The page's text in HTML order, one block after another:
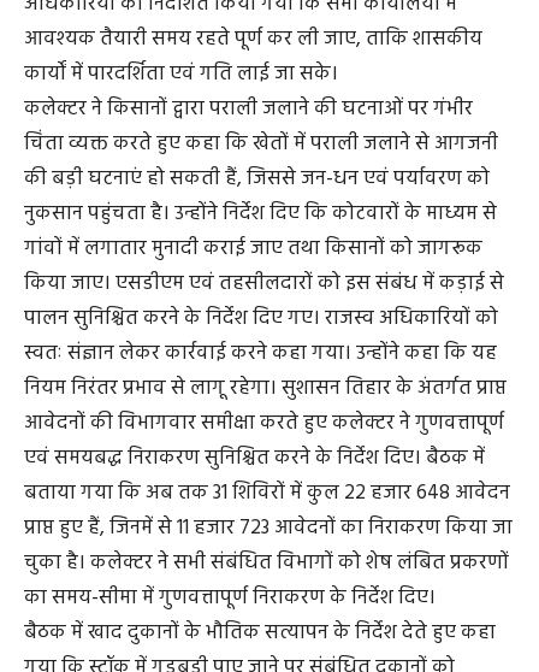
आवश्यक तैयारी समय रहते पूर्ण कर ली जाए, ताकि शासकीय
कार्यों में पारदर्शिता एवं गति लाई जा सके।
कलेक्टर ने किसानों द्वारा पराली जलाने की घटनाओं पर गंभीर
चिंता व्यक्त करते हुए कहा कि खेतों में पराली जलाने से आगजनी
की बड़ी घटनाएं हो सकती हैं, जिससे जन-धन एवं पर्यावरण को
नुकसान पहुंचता है। उन्होंने निर्देश दिए कि कोटवारों के माध्यम से
गांवों में लगातार मुनादी कराई जाए तथा किसानों को जागरूक
किया जाए। एसडीएम एवं तहसीलदारों को इस संबंध में कड़ाई से
पालन सुनिश्चित करने के निर्देश दिए गए। राजस्व अधिकारियों को
स्वतः संज्ञान लेकर कार्रवाई करने कहा गया। उन्होंने कहा कि यह
नियम निरंतर प्रभाव से लागू रहेगा। सुशासन तिहार के अंतर्गत प्राप्त
आवेदनों की विभागवार समीक्षा करते हुए कलेक्टर ने गुणवत्तापूर्ण
एवं समयबद्ध निराकरण सुनिश्चित करने के निर्देश दिए। बैठक में
बताया गया कि अब तक 31 शिविरों में कुल 22 हजार 648 आवेदन
प्राप्त हुए हैं, जिनमें से 11 हजार 723 आवेदनों का निराकरण किया जा
चुका है। कलेक्टर ने सभी संबंधित विभागों को शेष लंबित प्रकरणों
का समय-सीमा में गुणवत्तापूर्ण निराकरण के निर्देश दिए।
बैठक में खाद दुकानों के भौतिक सत्यापन के निर्देश देते हुए कहा